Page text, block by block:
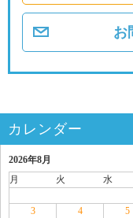
お
カレンダー
2026年8月
月
火 水
3
4 5